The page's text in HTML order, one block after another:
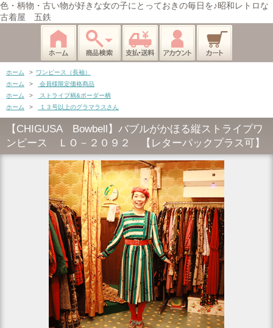
色・柄物・古い物が好きな女の子にとっておきの毎日を♪昭和レトロな
古着屋 五鉄
ホーム > ワンピース（長袖）
ホーム
>
会員様限定価格商品
ホーム
>
ストライプ柄&ボーダー柄
ホーム
> １３号以上のグラマラスさん
【CHIGUSA Bowbell】バブルがかほる縦ストライプワ
ンピース ＬＯ－２０９２ 【レターパックプラス可】